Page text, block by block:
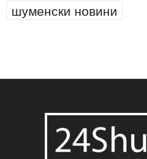
шуменски новини